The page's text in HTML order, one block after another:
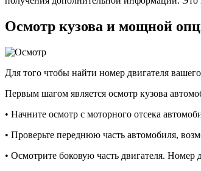
Осмотр кузова и мощной
Для того чтобы найти номер двигателя
Первым шагом является осмотр кузова
• Начните осмотр с моторного отсека
• Проверьте переднюю часть автомобиля,
• Осмотрите боковую часть двигателя. Номер